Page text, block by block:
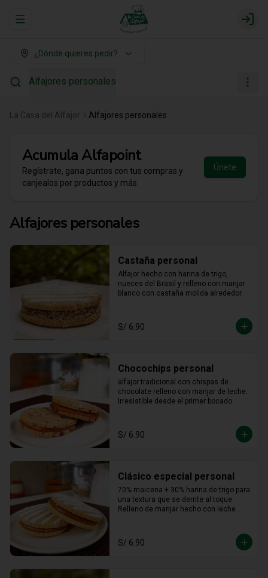
Abrir menu de navegación Login
¿Dónde quieres pedir?
Alfajores personales
La Casa del Alfajor Alfajores personales
AcumulaAlfapoint
Regístrate, gana puntos con tus compras y
canjealos por productos y más
Únete
Alfajores personales
Castaña personal
Alfajor hecho con harina de trigo,
nueces del Brasil y relleno con manjar
blanco con castaña molida alrededor.
S/ 6.90
Chocochips personal
alfajor tradicional con chispas de
chocolate relleno con manjar de leche.
Irresistible desde el primer bocado.
S/ 6.90
Clásico especial personal
70% maicena + 30% harina de trigo para
una textura que se derrite al toque.
Relleno de manjar hecho con leche
S/ 6.90